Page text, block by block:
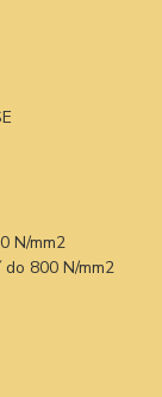
N/mm2
800 N/mm2